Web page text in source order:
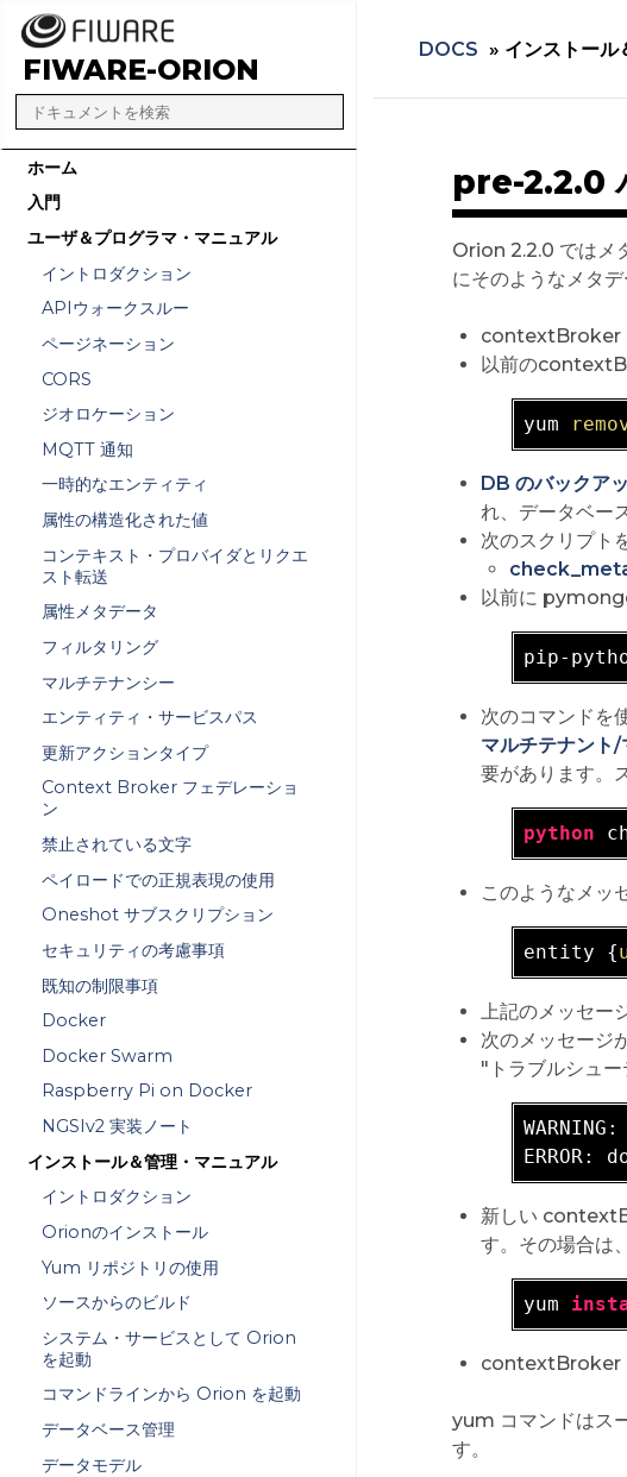
FIWARE-ORION
ホーム
入門
ユーザ＆プログラマ・マニュアル
イントロダクション
APIウォークスルー
ページネーション
CORS
ジオロケーション
MQTT 通知
一時的なエンティティ
属性の構造化された値
コンテキスト・プロバイダとリクエ
スト転送
属性メタデータ
フィルタリング
マルチテナンシー
エンティティ・サービスパス
更新アクションタイプ
Context Broker フェデレーショ
ン
禁止されている文字
ペイロードでの正規表現の使用
Oneshot サブスクリプション
セキュリティの考慮事項
既知の制限事項
Docker
Docker Swarm
Raspberry Pi on Docker
NGSIv2 実装ノート
インストール＆管理・マニュアル
イントロダクション
Orionのインストール
Yum リポジトリの使用
ソースからのビルド
システム・サービスとして Orion
を起動
コマンドラインから Orion を起動
データベース管理
データモデル
DOCS » インストール
pre-2.2.0
Orion 2.2.0 ではメ
にそのようなメタ
contextBroker
以前の
yum
DB のバックア
れ、データベー
次のスクリプト
以前に
pip-
次のコマンドを
マルチテナント/
要があります。
python
このようなメッ
entity {
上記のメッセー
次のメッセージ
"トラブルシュー
WARNING:
新しい
す。その場合は
yum
contextBroker
yum コマンドはス
す。